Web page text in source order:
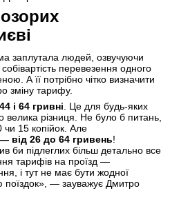
заплутала людей, озвучуючи
перевезення одного
А її потрібно чітко визначити
зміну тарифу.
і 64 гривні . Це для будь-яких
велика різниця. Не було б питань,
чи 15 копійок. Але
— від 26 до 64 гривень!
би підлеглих більш детально все
тарифів на проїзд —
і тут не має бути жодної
поїздок», — зауважує Дмитро